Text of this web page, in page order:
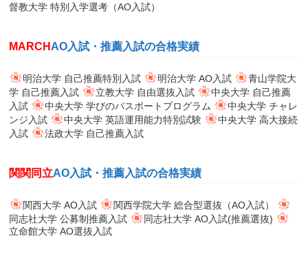
督教大学 特別入学選考（AO入試）
MARCH AO入試・推薦入試の合格実績
明治大学 自己推薦特別入試 明治大学 AO入試
青山学院大
学 自己推薦入試
立教大学 自由選抜入試
中央大学 自己推薦
入試
中央大学 学びのパスポートプログラム
中央大学 チャレ
ンジ入試
中央大学 英語運用能力特別試験
中央大学 高大接続
入試
法政大学 自己推薦入試
関関同立AO入試・推薦入試の合格実績
関西大学 AO入試
関西学院大学 総合型選抜（AO入試）
同志社大学 公募制推薦入試
同志社大学 AO入試(推薦選抜)
立命館大学 AO選抜入試